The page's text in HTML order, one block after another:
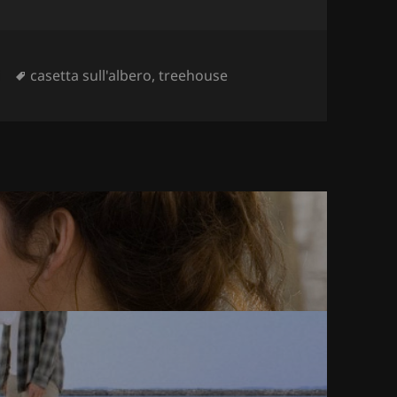
Tag
casetta sull'albero,treehouse